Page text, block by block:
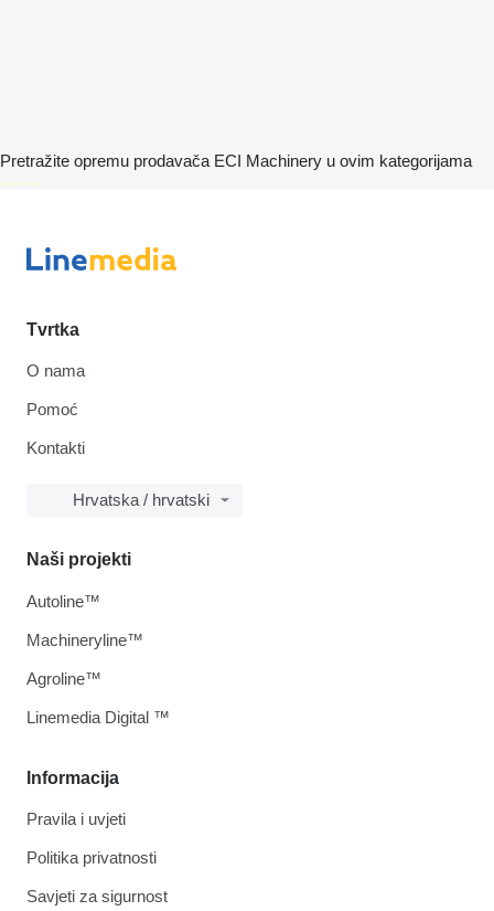
Pretražite opremu prodavača ECI Machinery u ovim kategorijama
disallow-in-dsa
Tvrtka
O nama
Pomoć
Kontakti
Hrvatska / hrvatski
Informacija
Pravila i uvjeti
Politika privatnosti
Savjeti za sigurnost
Naši projekti
Autoline™
Machineryline™
Agroline™
Linemedia Digital ™